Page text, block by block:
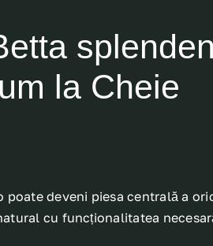
la Cheie
deveni piesa centrală a
cu funcționalitatea